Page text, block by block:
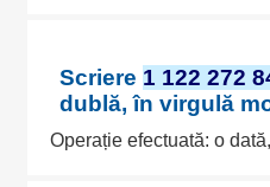
Scriere 1 122 272
dublă, în virgulă
Operație efectuată: o